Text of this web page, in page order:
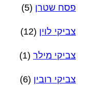
פסח שטרן (5)
צביקי לוין (12)
צביקי מילר (1)
צביקי רובין (6)